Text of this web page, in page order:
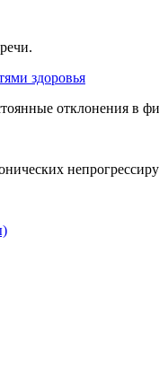
здоровья
отклонения в